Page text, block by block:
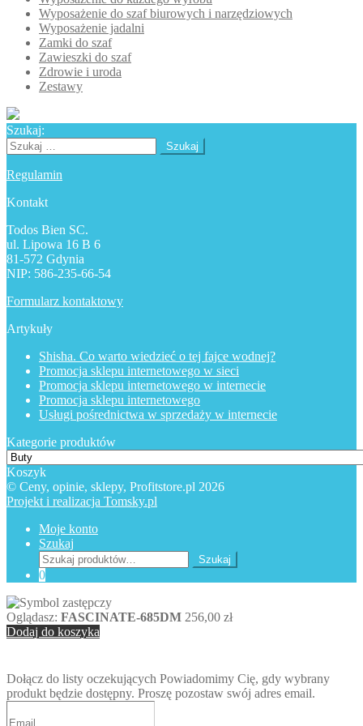
Wyposażenie do szaf biurowych i narzędziowych
Wyposażenie jadalni
Zamki do szaf
Zawieszki do szaf
Zdrowie i uroda
Zestawy
Szukaj:
Szukaj:
Regulamin
Kontakt
Todos Bien SC.
ul. Lipowa 16 B 6
81-572 Gdynia
NIP: 586-235-66-54
Formularz kontaktowy
Artykuły
Shisha. Co warto wiedzieć o tej fajce wodnej?
Promocja sklepu internetowego w sieci
Promocja sklepu internetowego w internecie
Promocja sklepu internetowego
Usługi pośrednictwa w sprzedaży w internecie
Kategorie produktów
Koszyk
© Ceny, opinie, sklepy, Profitstore.pl 2026
Projekt i realizacja Tomsky.pl
Moje konto
Szukaj
Szukaj:
Szukaj
0
Oglądasz: FASCINATE-685DM 256,00 zł
Dodaj do koszyka
Dołącz do listy oczekujących Powiadomimy Cię, gdy wybrany
produkt będzie dostępny. Proszę pozostaw swój adres email.